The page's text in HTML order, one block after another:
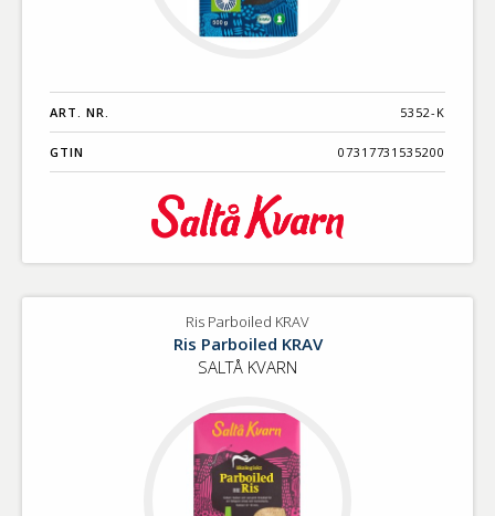
ART. NR. 5352-K
GTIN 07317731535200
Ris Parboiled KRAV
Ris Parboiled KRAV
SALTÅ KVARN